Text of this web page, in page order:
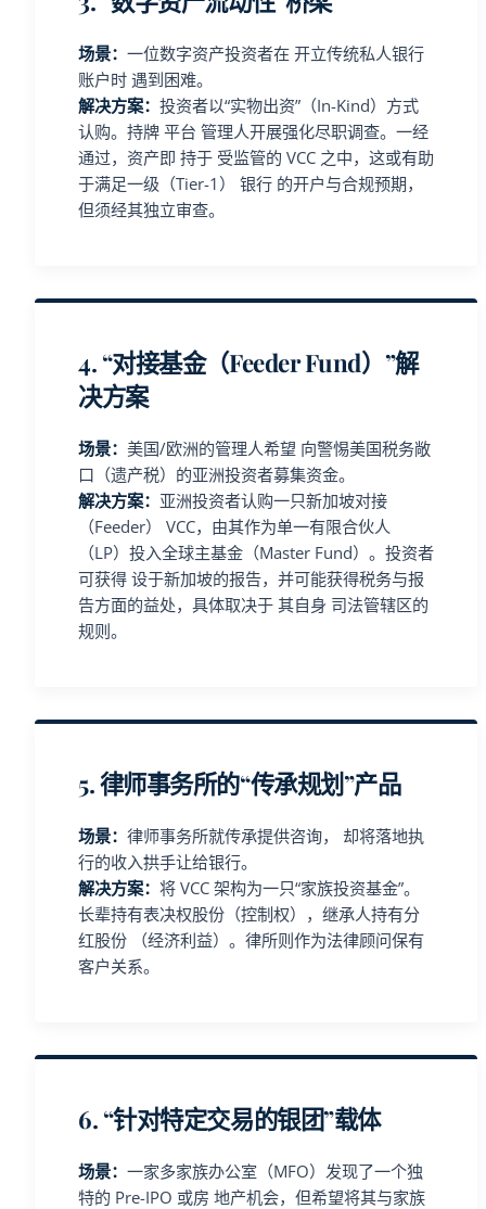
场景： 一位数字资产投资者在 开立传统私人银行
账户时 遇到困难。
解决方案： 投资者以“实物出资”（In-Kind）方式
认购。持牌 平台 管理人开展强化尽职调查。一经
通过，资产即 持于 受监管的 VCC 之中，这或有助
于满足一级（Tier-1） 银行 的开户与合规预期，
但须经其独立审查。
4. “对接基金（Feeder Fund）”解
决方案
场景： 美国/欧洲的管理人希望 向警惕美国税务敞
口（遗产税）的亚洲投资者募集资金。
解决方案： 亚洲投资者认购一只新加坡对接
（Feeder） VCC，由其作为单一有限合伙人
（LP）投入全球主基金（Master Fund）。投资者
可获得 设于新加坡的报告，并可能获得税务与报
告方面的益处，具体取决于 其自身 司法管辖区的
规则。
5. 律师事务所的“传承规划”产品
场景： 律师事务所就传承提供咨询， 却将落地执
行的收入拱手让给银行。
解决方案： 将 VCC 架构为一只“家族投资基金”。
长辈持有表决权股份（控制权），继承人持有分
红股份 （经济利益）。律所则作为法律顾问保有
客户关系。
6. “针对特定交易的银团”载体
场景： 一家多家族办公室（MFO）发现了一个独
特的 Pre-IPO 或房 地产机会，但希望将其与家族